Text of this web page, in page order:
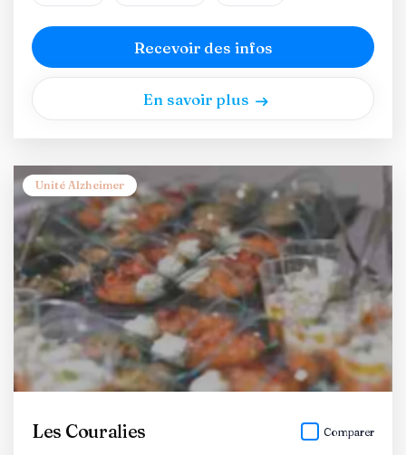
Recevoir des infos
En savoir plus
Unité Alzheimer
Les Couralies Comparer